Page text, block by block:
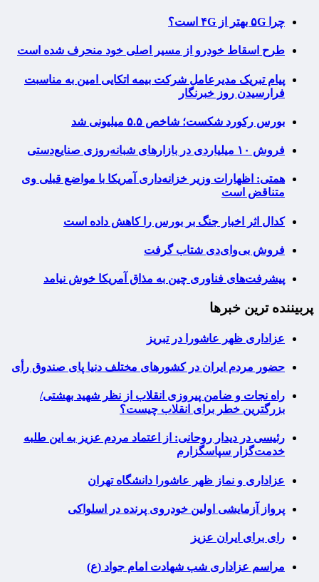
چرا ۵G بهتر از ۴G است؟
طرح اسقاط خودرو از مسیر اصلی خود منحرف شده است
پیام تبریک مدیرعامل شرکت بیمه اتکایی امین به مناسبت
فرارسیدن روز خبرنگار
بورس رکورد شکست؛ شاخص ۵.۵ میلیونی شد
فروش ۱۰ میلیاردی در بازارهای شبانه‌روزی صنایع‌دستی
همتی: اظهارات وزیر خزانه‌داری آمریکا با مواضع قبلی وی
متناقض است
کدال اثر اخبار جنگ بر بورس را کاهش داده است
فروش بی‌وای‌دی شتاب گرفت
پیشرفت‌های فناوری چین به مذاق آمریکا خوش نیامد
پربیننده ترین خبرها
عزاداری ظهر عاشورا در تبریز
حضور مردم ایران در کشورهای مختلف دنیا پای صندوق رأی
راه نجات و ضامن پیروزی انقلاب از نظر شهید بهشتی/
بزرگترین خطر برای انقلاب چیست؟
رئیسی در دیدار روحانی: از اعتماد مردم عزیز به این طلبه
خدمت‌گزار سپاسگزارم
عزاداری و نماز ظهر عاشورا دانشگاه تهران
پرواز آزمایشی اولین خودروی پرنده در اسلواکی
رای برای ایران عزیز
مراسم عزاداری شب شهادت امام جواد (ع)